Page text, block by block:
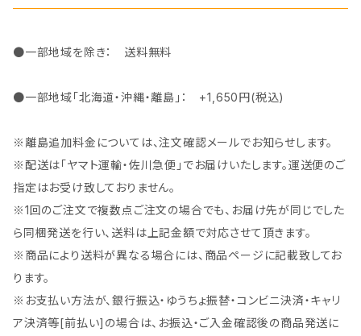
●一部地域を除き： 送料無料
●一部地域「北海道・沖縄・離島」： +1,650円(税込)
※離島追加料金については、注文確認メールでお知らせします。
※配送は「ヤマト運輸・佐川急便」でお届けいたします。運送便のご
指定はお受け致しておりません。
※1回のご注文で複数点ご注文の場合でも、お届け先が同じでした
ら同梱発送を行い、送料は上記金額で対応させて頂きます。
※商品により送料が異なる場合には、商品ページに記載致してお
ります。
※お支払い方法が、銀行振込・ゆうちょ振替・コンビニ決済・キャリ
ア決済等[前払い]の場合は、お振込・ご入金確認後の商品発送に